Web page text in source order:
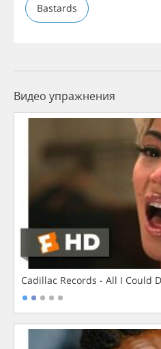
Bastards
Видео упражнения
Cadillac Records - All I Could